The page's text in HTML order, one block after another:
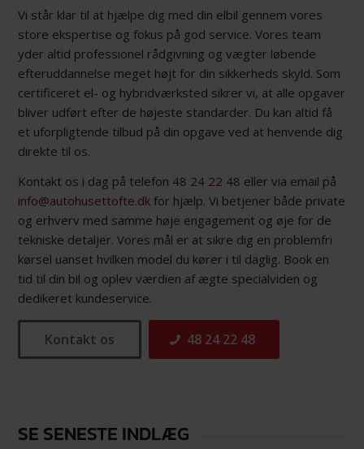
Vi står klar til at hjælpe dig med din elbil gennem vores
store ekspertise og fokus på god service. Vores team
yder altid professionel rådgivning og vægter løbende
efteruddannelse meget højt for din sikkerheds skyld. Som
certificeret el- og hybridværksted sikrer vi, at alle opgaver
bliver udført efter de højeste standarder. Du kan altid få
et uforpligtende tilbud på din opgave ved at henvende dig
direkte til os.
Kontakt os i dag på telefon 48 24 22 48 eller via email på
info@autohusettofte.dk for hjælp. Vi betjener både private
og erhverv med samme høje engagement og øje for de
tekniske detaljer. Vores mål er at sikre dig en problemfri
kørsel uanset hvilken model du kører i til daglig. Book en
tid til din bil og oplev værdien af ægte specialviden og
dedikeret kundeservice.
Kontakt os 48 24 22 48
SE SENESTE INDLÆG